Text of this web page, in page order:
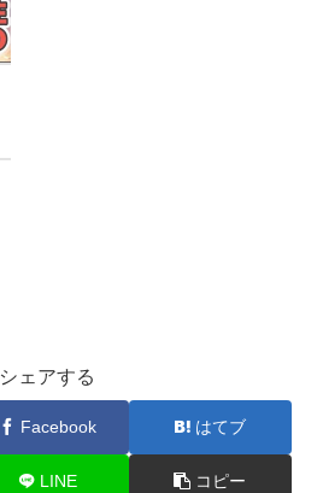
シェアする
Facebook はてブ
LINE コピー